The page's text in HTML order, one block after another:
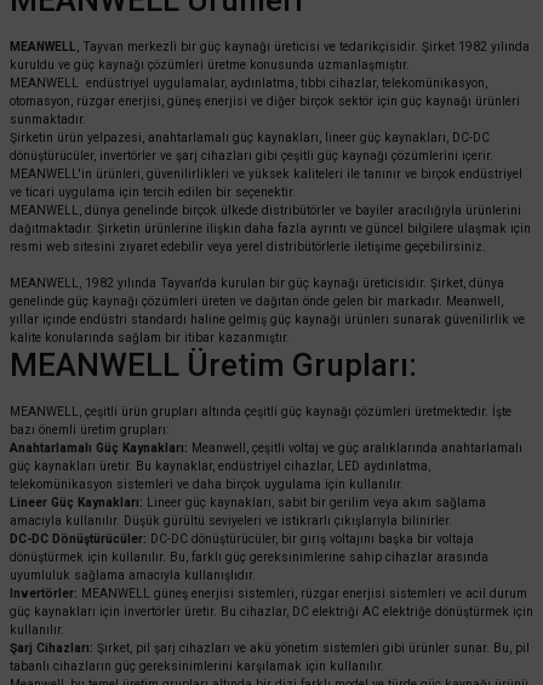
MEANWELL
, Tayvan merkezli bir güç kaynağı üreticisi ve tedarikçisidir. Şirket 1982 yılında
kuruldu ve güç kaynağı çözümleri üretme konusunda uzmanlaşmıştır.
MEANWELL endüstriyel uygulamalar, aydınlatma, tıbbi cihazlar, telekomünikasyon,
otomasyon, rüzgar enerjisi, güneş enerjisi ve diğer birçok sektör için güç kaynağı ürünleri
sunmaktadır.
Şirketin ürün yelpazesi, anahtarlamalı güç kaynakları, lineer güç kaynakları, DC-DC
dönüştürücüler, invertörler ve şarj cihazları gibi çeşitli güç kaynağı çözümlerini içerir.
MEANWELL'in ürünleri, güvenilirlikleri ve yüksek kaliteleri ile tanınır ve birçok endüstriyel
ve ticari uygulama için tercih edilen bir seçenektir.
MEANWELL, dünya genelinde birçok ülkede distribütörler ve bayiler aracılığıyla ürünlerini
dağıtmaktadır. Şirketin ürünlerine ilişkin daha fazla ayrıntı ve güncel bilgilere ulaşmak için
resmi web sitesini ziyaret edebilir veya yerel distribütörlerle iletişime geçebilirsiniz.
MEANWELL, 1982 yılında Tayvan'da kurulan bir güç kaynağı üreticisidir. Şirket, dünya
genelinde güç kaynağı çözümleri üreten ve dağıtan önde gelen bir markadır. Meanwell,
yıllar içinde endüstri standardı haline gelmiş güç kaynağı ürünleri sunarak güvenilirlik ve
kalite konularında sağlam bir itibar kazanmıştır.
MEANWELL Üretim Grupları:
MEANWELL, çeşitli ürün grupları altında çeşitli güç kaynağı çözümleri üretmektedir. İşte
bazı önemli üretim grupları:
Anahtarlamalı Güç Kaynakları: Meanwell, çeşitli voltaj ve güç aralıklarında anahtarlamalı
güç kaynakları üretir. Bu kaynaklar, endüstriyel cihazlar, LED aydınlatma,
telekomünikasyon sistemleri ve daha birçok uygulama için kullanılır.
Lineer Güç Kaynakları: Lineer güç kaynakları, sabit bir gerilim veya akım sağlama
amacıyla kullanılır. Düşük gürültü seviyeleri ve istikrarlı çıkışlarıyla bilinirler.
DC-DC Dönüştürücüler: DC-DC dönüştürücüler, bir giriş voltajını başka bir voltaja
dönüştürmek için kullanılır. Bu, farklı güç gereksinimlerine sahip cihazlar arasında
uyumluluk sağlama amacıyla kullanışlıdır.
Invertörler: MEANWELL güneş enerjisi sistemleri, rüzgar enerjisi sistemleri ve acil durum
güç kaynakları için invertörler üretir. Bu cihazlar, DC elektriği AC elektriğe dönüştürmek için
kullanılır.
Şarj Cihazları: Şirket, pil şarj cihazları ve akü yönetim sistemleri gibi ürünler sunar. Bu, pil
tabanlı cihazların güç gereksinimlerini karşılamak için kullanılır.